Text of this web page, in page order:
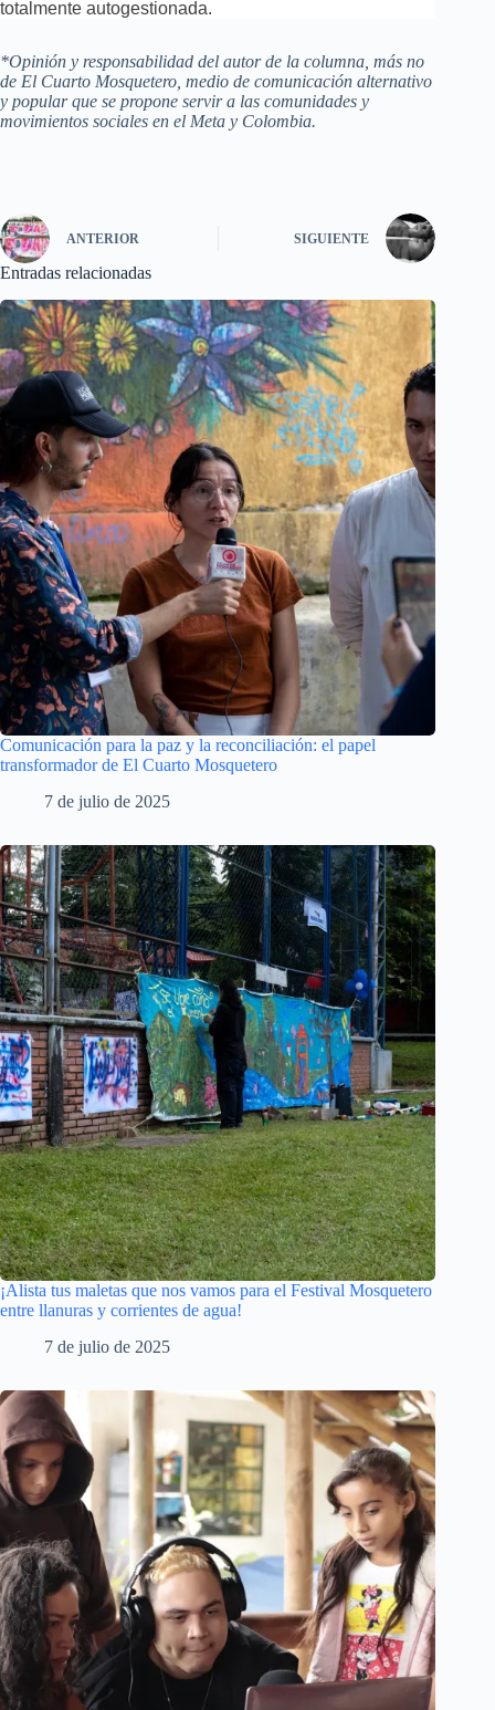
totalmente autogestionada.
*Opinión y responsabilidad del autor de la columna, más no
de El Cuarto Mosquetero, medio de comunicación alternativo
y popular que se propone servir a las comunidades y
movimientos sociales en el Meta y Colombia.
ANTERIOR SIGUIENTE
Entradas relacionadas
Comunicación para la paz y la reconciliación: el papel
transformador de El Cuarto Mosquetero
7 de julio de 2025
¡Alista tus maletas que nos vamos para el Festival Mosquetero
entre llanuras y corrientes de agua!
7 de julio de 2025